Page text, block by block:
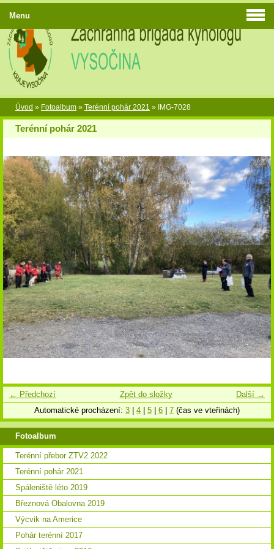
Úvod » Fotoalbum » Terénní pohár 2021 » IMG-7028
Terénní pohár 2021
← Předchozí Další →
Zpět do složky
Automatické procházení: 3 4 5 6 7 (čas ve vteřinách)
Menu
Fotoalbum
Terénní přebor ZTV2 2022
Terénní pohár 2021
Spáleniště léto 2019
Březnová Obalovna 2019
Výcvik na Americe
Pohár terénní 2017